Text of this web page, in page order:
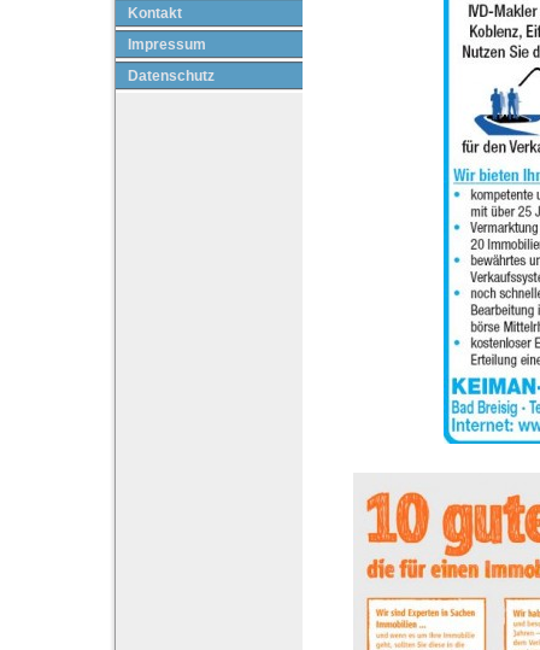
Kontakt
Impressum
Datenschutz